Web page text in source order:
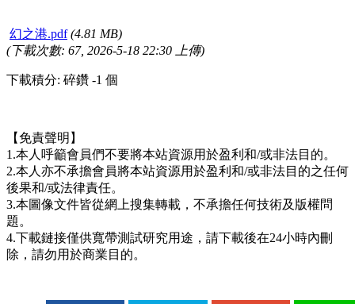
幻之港.pdf (4.81 MB)
(下載次數: 67, 2026-5-18 22:30 上傳)
下載積分: 碎鑽 -1 個
【免責聲明】
1.本人呼籲會員們不要將本站資源用於盈利和/或非法目的。
2.本人亦不承擔會員將本站資源用於盈利和/或非法目的之任何
後果和/或法律責任。
3.本圖像文件皆從網上搜集轉載，不承擔任何技術及版權問
題。
4.下載鏈接僅供寬帶測試研究用途，請下載後在24小時內刪
除，請勿用於商業目的。